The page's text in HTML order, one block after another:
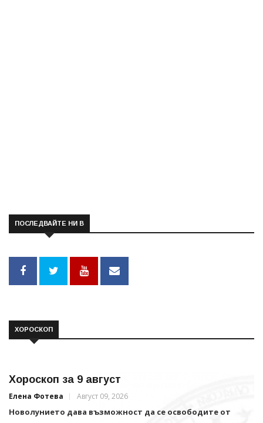
ПОСЛЕДВАЙТЕ НИ В
ХОРОСКОП
Хороскоп за 9 август
Елена Фотева Август 09, 2026
Новолунието дава възможност да се освободите от